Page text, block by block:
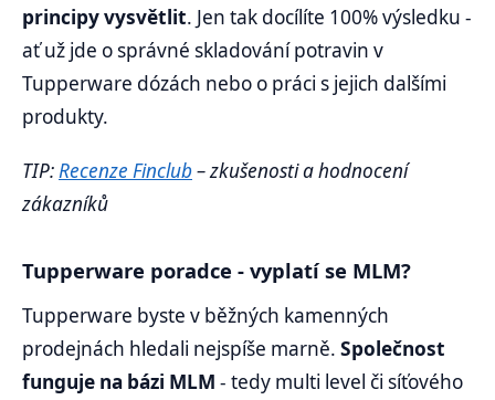
principy vysvětlit. Jen tak docílíte 100% výsledku -
ať už jde o správné skladování potravin v
Tupperware dózách nebo o práci s jejich dalšími
produkty.
TIP:Recenze Finclub– zkušenosti a hodnocení
zákazníků
Tupperware poradce - vyplatí se MLM?
Tupperware byste v běžných kamenných
prodejnách hledali nejspíše marně. Společnost
funguje na bázi MLM - tedy multi level či síťového